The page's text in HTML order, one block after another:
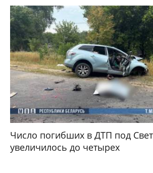
Число погибших в ДТП под
увеличилось до четырех